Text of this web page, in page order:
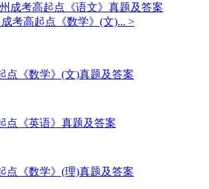
成考高起点《语文》真题及答案
考高起点《数学》(文)... >
点《数学》(文)真题及答案
点《英语》真题及答案
点《数学》(理)真题及答案